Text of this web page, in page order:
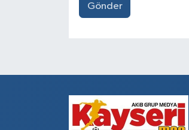
Gönder